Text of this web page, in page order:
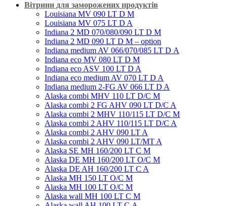
Вітрини для заморожених продуктів
Louisiana MV 090 LT D M
Louisiana MV 075 LT D A
Indiana 2 MD 070/080/090 LT D M
Indiana 2 MD 090 LT D M – option
Indiana medium AV 066/070/085 LT D А
Indiana eco MV 080 LT D M
Indiana eco ASV 100 LT D A
Indiana eco medium AV 070 LT D A
Indiana medium 2-FG AV 066 LT D A
Alaska combi MHV 110 LT D/C M
Alaska combi 2 FG AHV 090 LT D/C A
Alaska combi 2 MHV 110/115 LT D/C M
Alaska combi 2 AHV 110/115 LT D/C A
Alaska combi 2 AHV 090 LT A
Alaska combi 2 AHV 090 LT/MT A
Alaska SE MH 160/200 LT C M
Alaska DE MH 160/200 LT O/C M
Alaska DE AH 160/200 LT C A
Alaska MH 150 LT O/C M
Alaska MН 100 LT O/C M
Alaska wall MН 100 LT С M